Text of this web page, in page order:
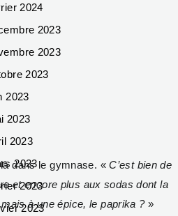
là dans le gymnase. «C’est bien de
et encore plus aux sodas dont la
à une épice, le paprika ?»
2024
2023
2023
2023
2023
2023
2023
2023
2023
2023